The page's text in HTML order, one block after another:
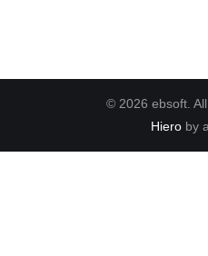
© 2026 ebsoft.
Hieroby